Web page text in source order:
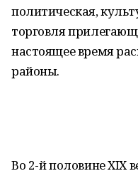
политическая,
торговля
настоящее время
районы.
Во 2-й половине XIX